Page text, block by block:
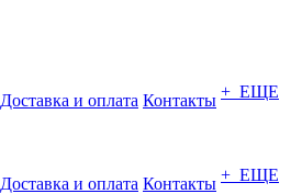
Доставка и оплата Контакты + ЕЩЕ
Доставка и оплата Контакты + ЕЩЕ